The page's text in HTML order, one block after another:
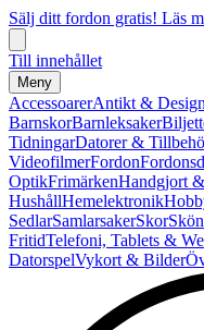
Sälj ditt fordon gratis! Läs
Till innehållet
Meny
AccessoarerAntikt & Design
BarnskorBarnleksaker
TidningarDatorer &
VideofilmerFordon
OptikFrimärkenHandgjort
HushållHemelektronik
SedlarSamlarsakerSkor
FritidTelefoni, Tablets &
DatorspelVykort & Bilder